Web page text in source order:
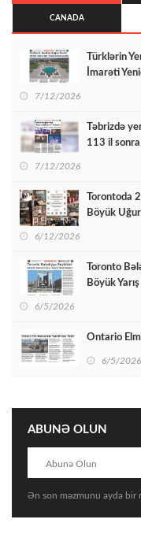
CANADA
Türklərin
İmarəti
7/12/2026
Təbrizdə
113 il
7/12/2026
Torontoda
Böyük
6/12/2026
Toronto
Böyük
6/5/2026
Ontario
6/5/2026
ABUNƏ OLUN
Ən son məzmunu ayda bir